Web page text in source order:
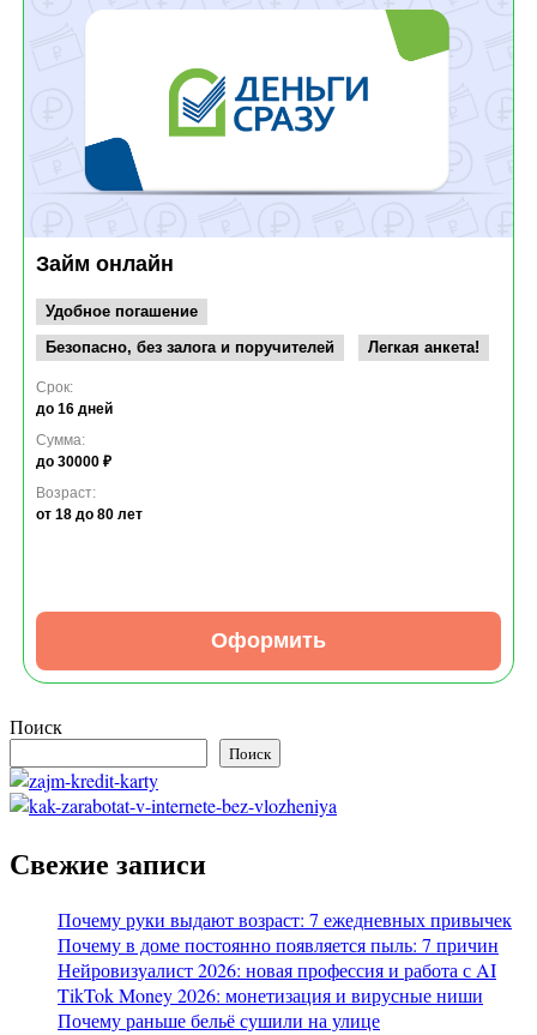
Займ онлайн
Удобное погашение
Безопасно, без залога и поручителей
Легкая анкета!
Срок:
до 16 дней
Сумма:
до 30000 ₽
Возраст:
от 18 до 80 лет
Оформить
Поиск
Поиск
Свежие записи
Почему руки выдают возраст: 7 ежедневных привычек
Почему в доме постоянно появляется пыль: 7 причин
Нейровизуалист 2026: новая профессия и работа с AI
TikTok Money 2026: монетизация и вирусные ниши
Почему раньше бельё сушили на улице